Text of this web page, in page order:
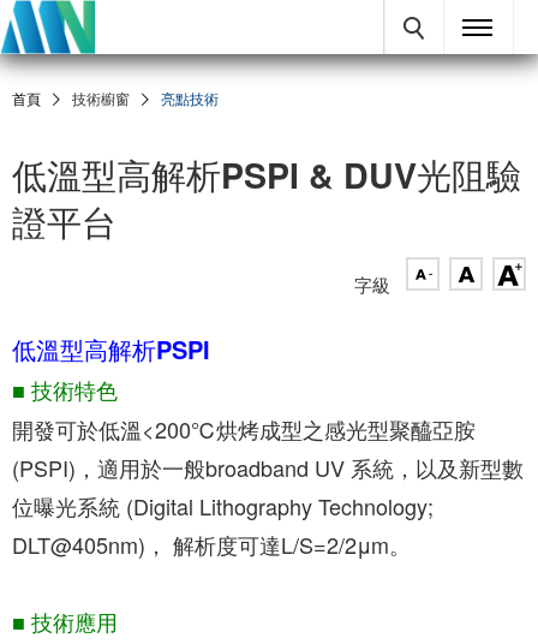
首頁 技術櫥窗 亮點技術
低溫型高解析PSPI & DUV光阻驗
證平台
字級
低溫型高解析PSPI
■ 技術特色
開發可於低溫<200℃烘烤成型之感光型聚醯亞胺
(PSPI)，適用於一般broadband UV 系統，以及新型數
位曝光系統 (Digital Lithography Technology;
DLT@405nm)， 解析度可達L/S=2/2μm。
■ 技術應用